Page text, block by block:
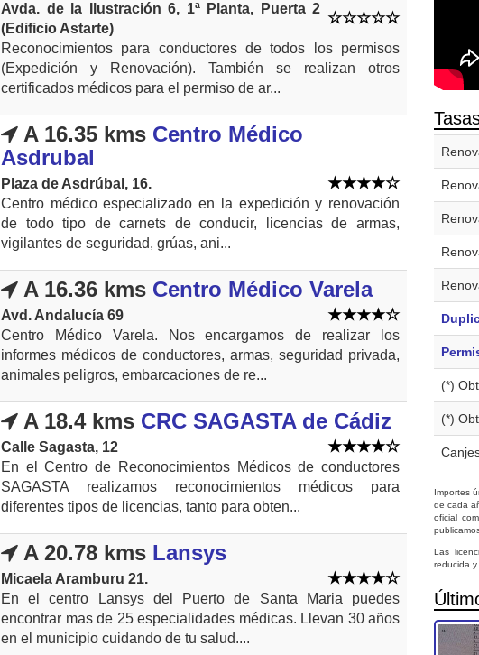
Avda. de la Ilustración 6, 1ª Planta, Puerta 2
(Edificio Astarte)
Reconocimientos para conductores de todos los permisos
(Expedición y Renovación). También se realizan otros
certificados médicos para el permiso de ar...
A 16.35 kms Centro Médico
Asdrubal
Plaza de Asdrúbal, 16.
Centro médico especializado en la expedición y renovación
de todo tipo de carnets de conducir, licencias de armas,
vigilantes de seguridad, grúas, ani...
A 16.36 kms Centro Médico Varela
Avd. Andalucía 69
Centro Médico Varela. Nos encargamos de realizar los
informes médicos de conductores, armas, seguridad privada,
animales peligros, embarcaciones de re...
A 18.4 kms CRC SAGASTA de Cádiz
Calle Sagasta, 12
En el Centro de Reconocimientos Médicos de conductores
SAGASTA realizamos reconocimientos médicos para
diferentes tipos de licencias, tanto para obten...
A 20.78 kms Lansys
Micaela Aramburu 21.
En el centro Lansys del Puerto de Santa Maria puedes
encontrar mas de 25 especialidades médicas. Llevan 30 años
en el municipio cuidando de tu salud....
(*)
(*)
Importes
de cada
oficial
Las
reducida y